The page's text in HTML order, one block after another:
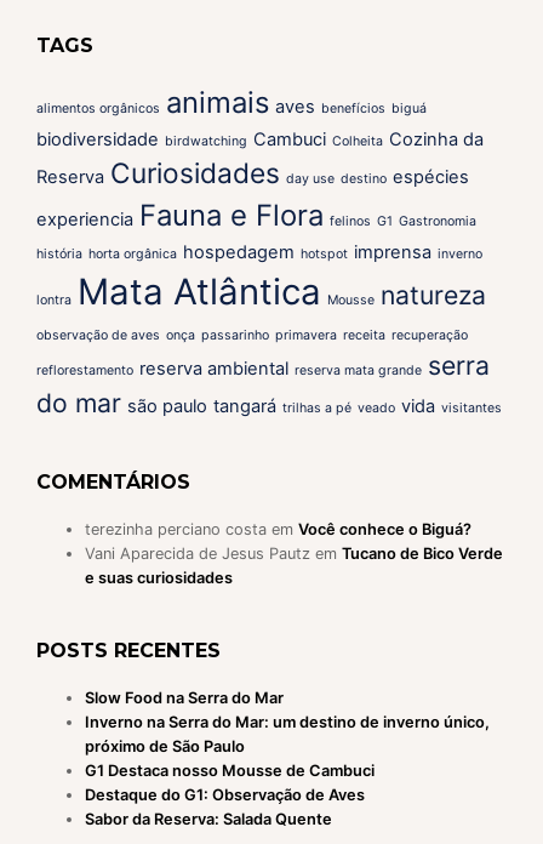
TAGS
alimentos orgânicos animais aves benefícios biguá
biodiversidade birdwatching Cambuci Colheita Cozinha da
Reserva Curiosidades day use destino espécies
experiencia Fauna e Flora felinos G1 Gastronomia
história horta orgânica hospedagem hotspot imprensa inverno
lontra Mata Atlântica Mousse natureza
observação de aves onça passarinho primavera receita recuperação
reflorestamento reserva ambiental reserva mata grande serra
do mar são paulo tangará trilhas a pé veado vida visitantes
COMENTÁRIOS
terezinha perciano costa em Você conhece o Biguá?
Vani Aparecida de Jesus Pautz em Tucano de Bico Verde
e suas curiosidades
POSTS RECENTES
Slow Food na Serra do Mar
Inverno na Serra do Mar: um destino de inverno único,
próximo de São Paulo
G1 Destaca nosso Mousse de Cambuci
Destaque do G1: Observação de Aves
Sabor da Reserva: Salada Quente